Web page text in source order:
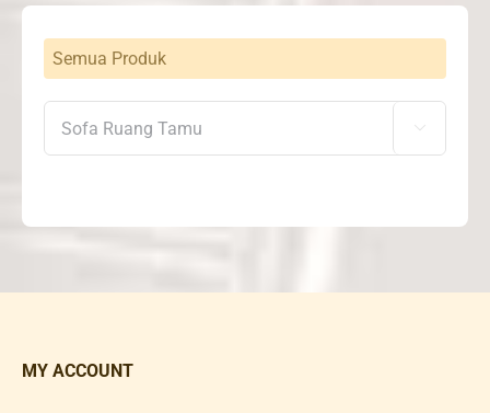
Semua Produk

MY ACCOUNT